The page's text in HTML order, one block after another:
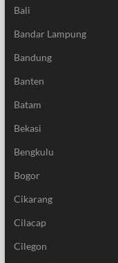
Bali
Bandar Lampung
Bandung
Banten
Batam
Bekasi
Bengkulu
Bogor
Cikarang
Cilacap
Cilegon